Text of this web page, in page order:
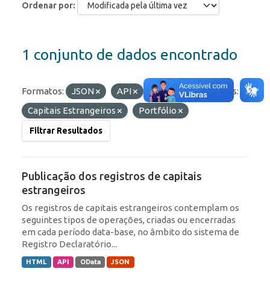
Ordenar por
1 conjunto de dados encontrado
Formatos: JSON API OData
Etiquetas:
Capitais Estrangeiros
Portfólio
Filtrar Resultados
Publicação dos registros de capitais
estrangeiros
Os registros de capitais estrangeiros contemplam os
seguintes tipos de operações, criadas ou encerradas
em cada período data-base, no âmbito do sistema de
Registro Declaratório...
HTML API OData JSON